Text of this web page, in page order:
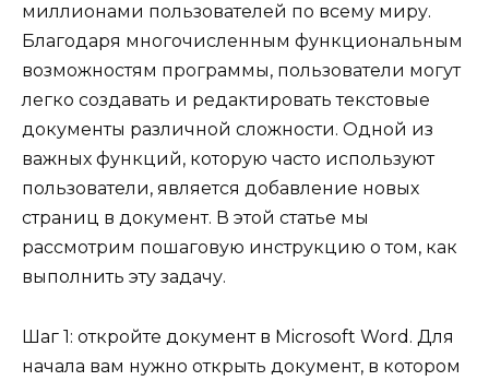
миллионами пользователей по всему миру.
Благодаря многочисленным функциональным
возможностям программы, пользователи могут
легко создавать и редактировать текстовые
документы различной сложности. Одной из
важных функций, которую часто используют
пользователи, является добавление новых
страниц в документ. В этой статье мы
рассмотрим пошаговую инструкцию о том, как
выполнить эту задачу.
Шаг 1: откройте документ в Microsoft Word. Для
начала вам нужно открыть документ, в котором